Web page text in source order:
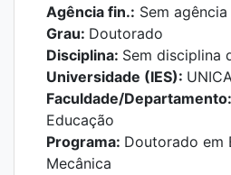
Agência fin.: Sem
Grau: Doutorado
Disciplina: Sem disciplina
Universidade (IES):
Faculdade/Departamento:
Educação
Programa: Doutorado em
Mecânica